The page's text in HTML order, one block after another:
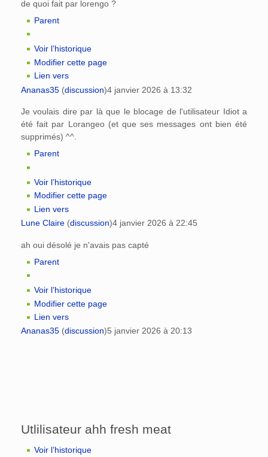
de quoi fait par lorengo ?
Parent
Voir l’historique
Modifier cette page
Lien vers
Ananas35 (discussion)4 janvier 2026 à 13:32
Je voulais dire par là que le blocage de l'utilisateur Idiot a
été fait par Lorangeo (et que ses messages ont bien été
supprimés) ^^.
Parent
Voir l’historique
Modifier cette page
Lien vers
Lune Claire (discussion)4 janvier 2026 à 22:45
ah oui désolé je n'avais pas capté
Parent
Voir l’historique
Modifier cette page
Lien vers
Ananas35 (discussion)5 janvier 2026 à 20:13
Utlilisateur ahh fresh meat
Voir l’historique